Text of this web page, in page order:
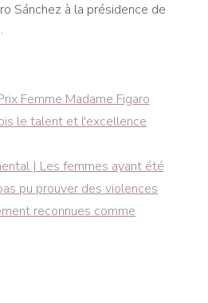
Sánchez à la présidence de
Femme Madame Figaro
le talent et l'excellence
| Les femmes ayant été
pu prouver des violences
reconnues comme